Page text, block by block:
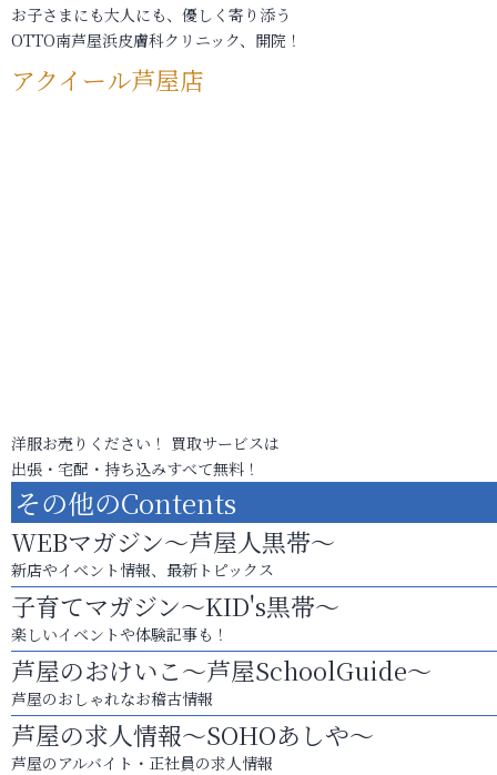
お子さまにも大人にも、優しく寄り添う
OTTO南芦屋浜皮膚科クリニック、開院！
アクイール芦屋店
洋服お売りください！ 買取サービスは
出張・宅配・持ち込みすべて無料！
その他のContents
WEBマガジン～芦屋人黒帯～
新店やイベント情報、最新トピックス
子育てマガジン～KID's黒帯～
楽しいイベントや体験記事も！
芦屋のおけいこ～芦屋SchoolGuide～
芦屋のおしゃれなお稽古情報
芦屋の求人情報～SOHOあしや～
芦屋のアルバイト・正社員の求人情報